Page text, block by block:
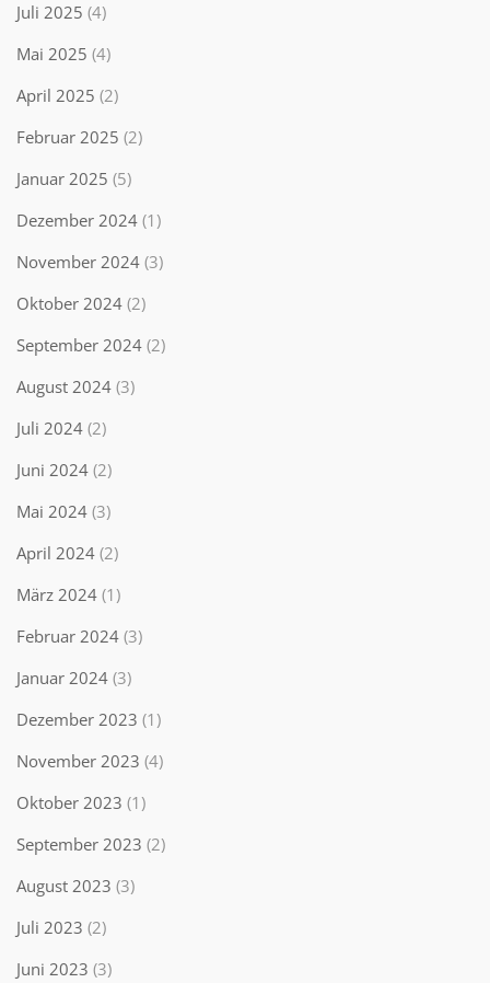
Juli 2025 (4)
Mai 2025 (4)
April 2025 (2)
Februar 2025 (2)
Januar 2025 (5)
Dezember 2024 (1)
November 2024 (3)
Oktober 2024 (2)
September 2024 (2)
August 2024 (3)
Juli 2024 (2)
Juni 2024 (2)
Mai 2024 (3)
April 2024 (2)
März 2024 (1)
Februar 2024 (3)
Januar 2024 (3)
Dezember 2023 (1)
November 2023 (4)
Oktober 2023 (1)
September 2023 (2)
August 2023 (3)
Juli 2023 (2)
Juni 2023 (3)